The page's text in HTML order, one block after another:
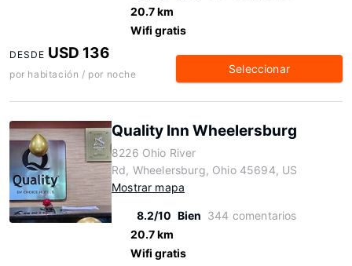
20.7 km
Wifi gratis
DESDE USD 136
por habitación / por noche Seleccionar
Quality Inn Wheelersburg
8226 Ohio River
Rd, Wheelersburg, Ohio 45694, US
Mostrar mapa
8.2/10 Bien 344 comentarios
20.7 km
Wifi gratis